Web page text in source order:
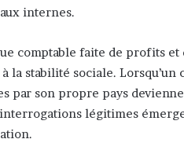
internes.
comptable faite de profits et
la stabilité sociale. Lorsqu’un
par son propre pays
légitimes